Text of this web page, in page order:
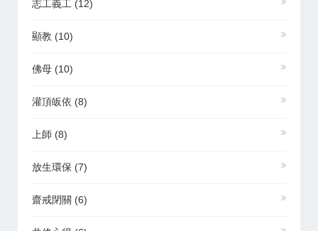
志工義工 (12)
顯教 (10)
佛母 (10)
灌頂皈依 (8)
上師 (8)
放生環保 (7)
齋戒閉關 (6)